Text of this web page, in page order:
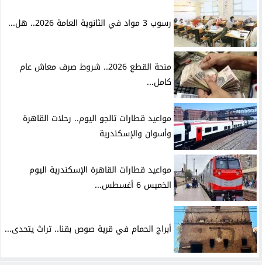
رسوب 3 مواد في الثانوية العامة 2026.. هل...
منحة القطع 2026.. شروط صرف معاش عام
كامل...
مواعيد قطارات تالجو اليوم.. رحلات القاهرة
وأسوان والإسكندرية
مواعيد قطارات القاهرة الإسكندرية اليوم
الخميس 6 أغسطس...
أبراج الحمام في قرية صوص بقنا.. تراث يتحدى...